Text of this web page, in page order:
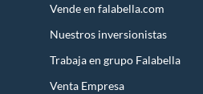
Vende en falabella.com
Nuestros inversionistas
Trabaja en grupo Falabella
Venta Empresa